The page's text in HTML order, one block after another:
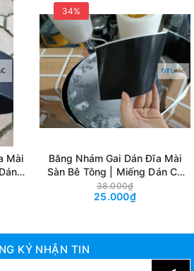
Mài
34%
Băng Nhám Gai Dán Đĩa Mài
Sàn Bê Tông | Miếng Dán Có
Dính Cho Pad Đánh Bóng
38.000₫
25.000₫
KÝ NHẬN TIN